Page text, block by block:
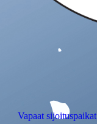
Vapaat sijoituspaikat